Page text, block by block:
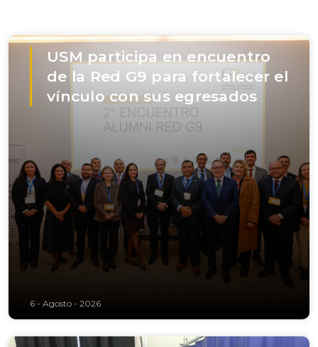
USM participa en encuentro
de la Red G9 para fortalecer el
vínculo con sus egresados
6 - Agosto - 2026